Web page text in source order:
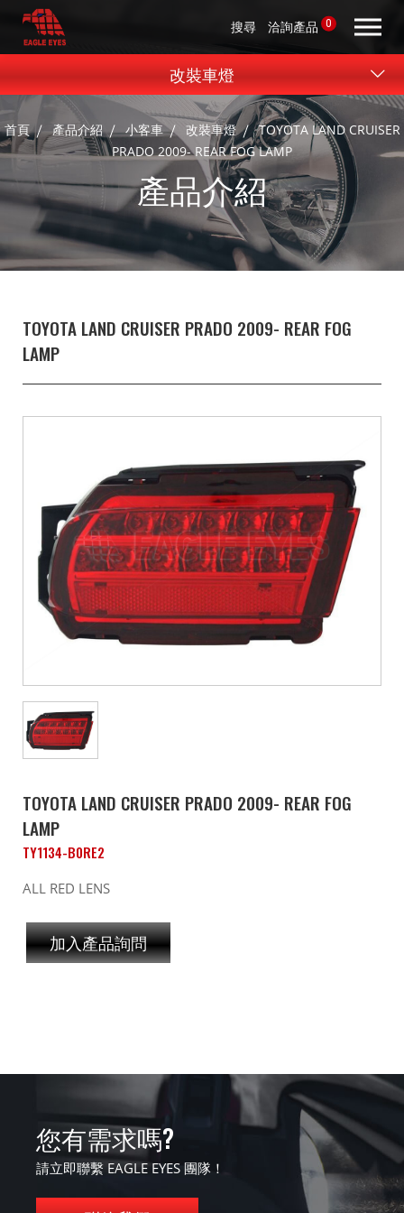
搜尋 洽詢產品 0
首頁 產品介紹 小客車 改裝車燈
TOYOTA LAND CRUISER
PRADO 2009- REAR FOG LAMP
產品介紹
改裝車燈
TOYOTA LAND CRUISER PRADO 2009- REAR FOG
LAMP
TOYOTA LAND CRUISER PRADO 2009- REAR FOG
LAMP
TY1134-B0RE2
ALL RED LENS
加入產品詢問
您有需求嗎?
請立即聯繫 EAGLE EYES 團隊！